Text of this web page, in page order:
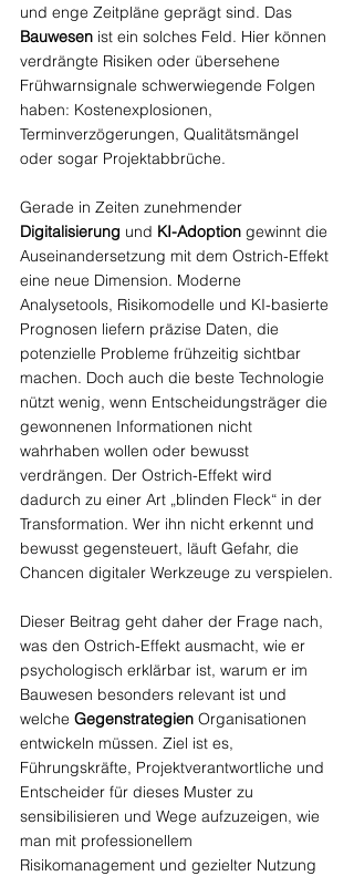
und enge Zeitpläne geprägt sind. Das
Bauwesen ist ein solches Feld. Hier können
verdrängte Risiken oder übersehene
Frühwarnsignale schwerwiegende Folgen
haben: Kostenexplosionen,
Terminverzögerungen, Qualitätsmängel
oder sogar Projektabbrüche.
Gerade in Zeiten zunehmender
Digitalisierung und KI-Adoption gewinnt die
Auseinandersetzung mit dem Ostrich-Effekt
eine neue Dimension. Moderne
Analysetools, Risikomodelle und KI-basierte
Prognosen liefern präzise Daten, die
potenzielle Probleme frühzeitig sichtbar
machen. Doch auch die beste Technologie
nützt wenig, wenn Entscheidungsträger die
gewonnenen Informationen nicht
wahrhaben wollen oder bewusst
verdrängen. Der Ostrich-Effekt wird
dadurch zu einer Art „blinden Fleck“ in der
Transformation. Wer ihn nicht erkennt und
bewusst gegensteuert, läuft Gefahr, die
Chancen digitaler Werkzeuge zu verspielen.
Dieser Beitrag geht daher der Frage nach,
was den Ostrich-Effekt ausmacht, wie er
psychologisch erklärbar ist, warum er im
Bauwesen besonders relevant ist und
welche Gegenstrategien Organisationen
entwickeln müssen. Ziel ist es,
Führungskräfte, Projektverantwortliche und
Entscheider für dieses Muster zu
sensibilisieren und Wege aufzuzeigen, wie
man mit professionellem
Risikomanagement und gezielter Nutzung